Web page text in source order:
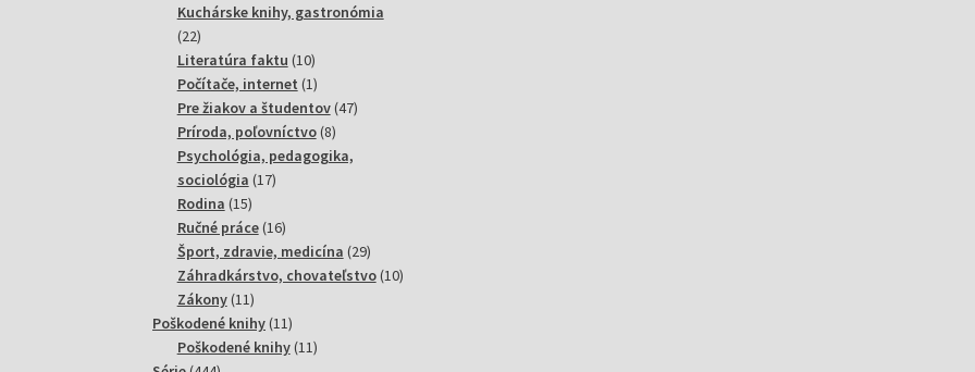
produktov
Kuchárske knihy, gastronómia
2222
produktov
Literatúra faktu 1010
produktov
Počítače, internet 11
produkt
Pre žiakov a študentov 4747
Príroda, poľovníctvo 88
produktov
Psychológia, pedagogika,
sociológia 1717
Rodina 1515
produktov
Ručné práce 1616
produktov
Šport, zdravie, medicína 2929
produktov
Záhradkárstvo, chovateľstvo 1010
Zákony 1111
produktov
Poškodené knihy 1111
produktov
Poškodené knihy 1111